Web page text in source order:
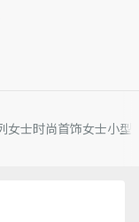
女士时尚首饰女士小型